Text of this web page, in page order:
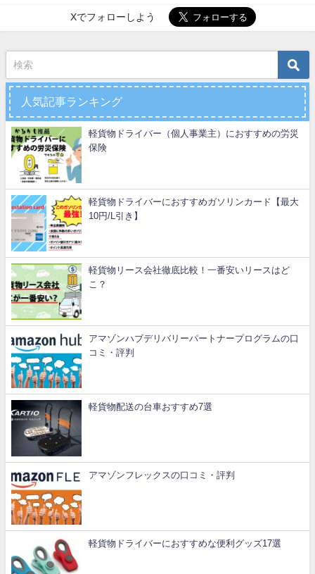
Xでフォローしよう
人気記事ランキング
軽貨物ドライバー（個人事業主）におすすめの労災
保険
軽貨物ドライバーにおすすめガソリンカード【最大
10円/L引き】
軽貨物リース会社徹底比較！一番安いリースはど
こ？
アマゾンハブデリバリーパートナープログラムの口
コミ・評判
軽貨物配送の台車おすすめ7選
アマゾンフレックスの口コミ・評判
軽貨物ドライバーにおすすめな便利グッズ17選